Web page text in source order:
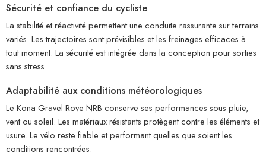
Sécurité et confiance du cycliste
La stabilité et réactivité permettent une conduite rassurante sur terrains
variés. Les trajectoires sont prévisibles et les freinages efficaces à
tout moment. La sécurité est intégrée dans la conception pour sorties
sans stress.
Adaptabilité aux conditions météorologiques
Le Kona Gravel Rove NRB conserve ses performances sous pluie,
vent ou soleil. Les matériaux résistants protègent contre les éléments et
usure. Le vélo reste fiable et performant quelles que soient les
conditions rencontrées.